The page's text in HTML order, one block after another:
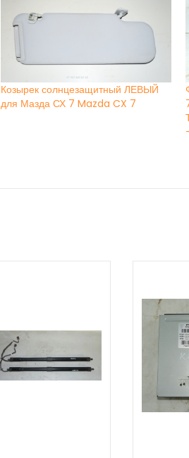
Козырек солнцезащитный ЛЕВЫЙ
для Мазда СХ 7 Mazda CX 7